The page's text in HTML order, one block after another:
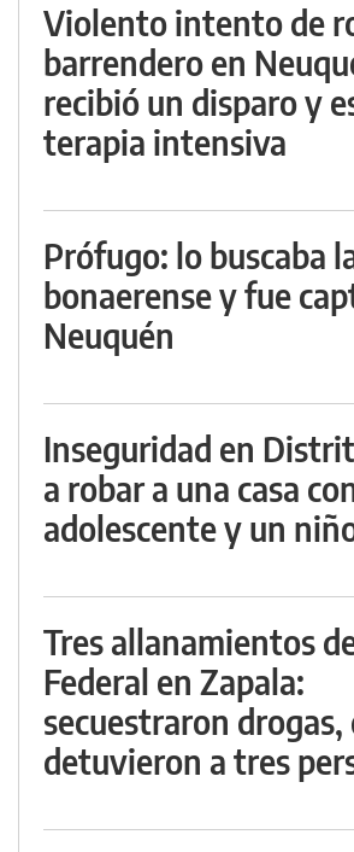
Violento intento de
barrendero en
recibió un disparo y
terapia intensiva
Prófugo: lo buscaba
bonaerense y fue
Neuquén
Inseguridad en
a robar a una casa
adolescente y un
Tres allanamientos
Federal en Zapala:
secuestraron
detuvieron a tres